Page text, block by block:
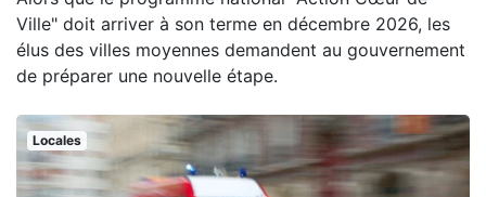
Ville" doit arriver à son terme en décembre 2026, les
élus des villes moyennes demandent au gouvernement
de préparer une nouvelle étape.
Locales